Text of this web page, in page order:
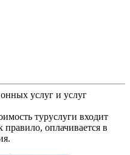
услуг и услуг
туруслуги входит
оплачивается в